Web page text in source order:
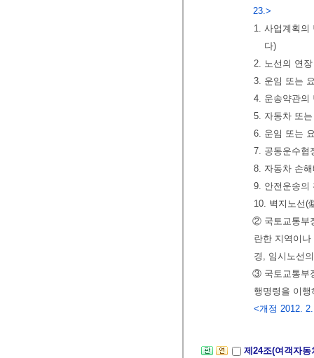
23.>
1. 사업계획의
다)
2. 노선의 연
3. 운임 또는
4. 운송약관의
5. 자동차 또
6. 운임 또는
7. 공동운수협
8. 자동차 손
9. 안전운송의
10. 벽지노선(
② 국토교통부
란한 지역이
경, 임시노선
③ 국토교통부
행명령을 이
<개정 2012.
제24조(여객자